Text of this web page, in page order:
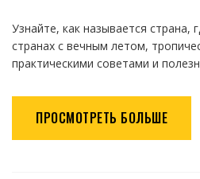
Узнайте, как называется страна,
странах с вечным летом,
практическими советами и
ПРОСМОТРЕТЬ БОЛЬШЕ